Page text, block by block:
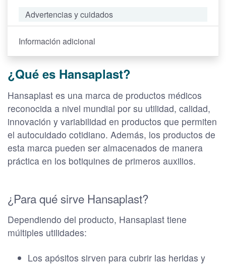
Advertencias y cuidados
Información adicional
¿Qué es Hansaplast?
Hansaplast es una marca de productos médicos
reconocida a nivel mundial por su utilidad, calidad,
innovación y variabilidad en productos que permiten
el autocuidado cotidiano. Además, los productos de
esta marca pueden ser almacenados de manera
práctica en los botiquines de primeros auxilios.
¿Para qué sirve Hansaplast?
Dependiendo del producto, Hansaplast tiene
múltiples utilidades:
Los apósitos sirven para cubrir las heridas y